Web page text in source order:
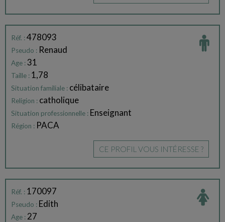
Réf. :478093
Pseudo : Renaud
Age :31
Taille : 1,78
Situation familiale : célibataire
Religion : catholique
Situation professionnelle : Enseignant
Région : PACA
CE PROFIL VOUS INTÉRESSE ?
Réf. : 170097
Pseudo : Edith
Age : 27